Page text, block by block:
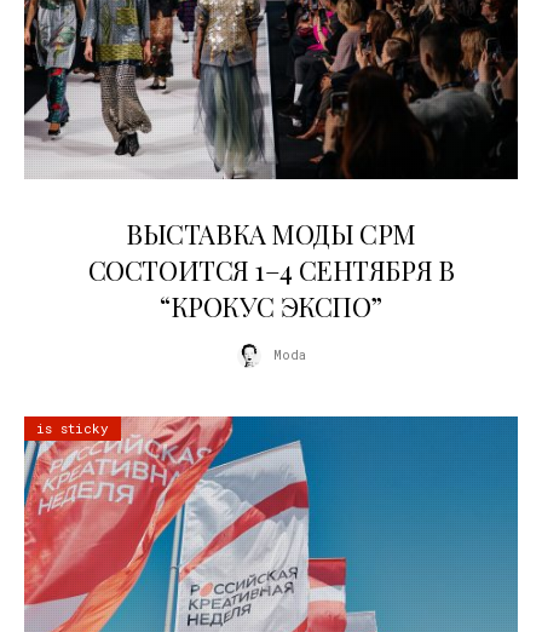
ВЫСТАВКА МОДЫ CPM
СОСТОИТСЯ 1–4 СЕНТЯБРЯ В
“КРОКУС ЭКСПО”
Moda
is sticky